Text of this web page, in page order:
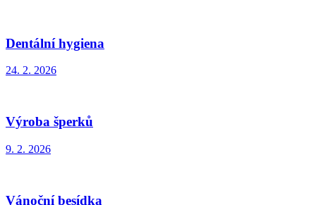
Dentální hygiena
24. 2. 2026
Výroba šperků
9. 2. 2026
Vánoční besídka